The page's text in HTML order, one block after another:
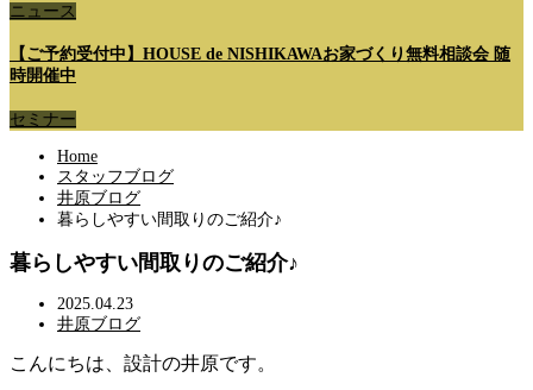
ニュース
【ご予約受付中】HOUSE de NISHIKAWAお家づくり無料相談会 随
時開催中
セミナー
Home
スタッフブログ
井原ブログ
暮らしやすい間取りのご紹介♪
暮らしやすい間取りのご紹介♪
2025.04.23
井原ブログ
こんにちは、設計の井原です。